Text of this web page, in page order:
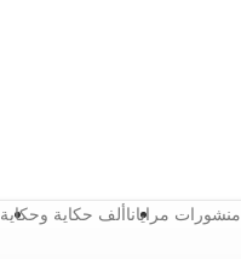
ألف حكاية وحكايةمنشورات مرايانا